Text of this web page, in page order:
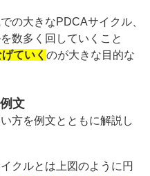
の大きなPDCAサイクル、
数多く回していくこと
ていく のが大きな目的な
文
方を例文とともに解説し
クルとは上図のように円